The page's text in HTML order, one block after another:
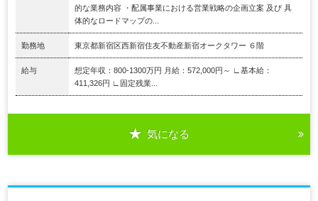
的な業務内容 ・配属事業における営業戦略の企画立案 及び 具
体的なロードマップの...
勤務地 東京都新宿区西新宿住友不動産新宿オークタワー ６階
給与
想定年収：800-1300万円 月給：572,000円～ ∟基本給：
411,326円 ∟固定残業...
気になる